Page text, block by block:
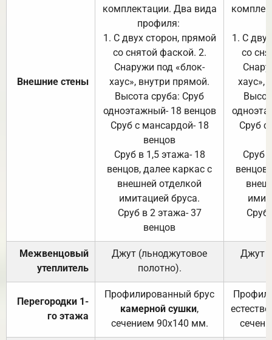
Внешние стены
комплектации. Два вида
профиля:
1. С двух сторон, прямой
со снятой фаской. 2.
Снаружи под «блок-
хаус», внутри прямой.
Высота сруба: Сруб
одноэтажный- 18 венцов
Сруб с мансардой- 18
венцов
Сруб в 1,5 этажа- 18
венцов, далее каркас с
внешней отделкой
имитацией бруса.
Сруб в 2 этажа- 37
венцов
1. С
со
хаус»,
Сруб с
Сруб
Сруб
Межвенцовый
утеплитель
Джут (льноджутовое
полотно).
Джут
Перегородки 1-
го этажа
Профилированный брус
камерной сушки,
сечением 90х140 мм.